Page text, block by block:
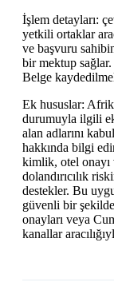
İşlem detayları:
yetkili ortaklar
ve başvuru
bir mektup
Belge
Ek hususlar:
durumuyla ilgili
alan adlarını
hakkında bilgi
kimlik, otel onayı
dolandırıcılık
destekler. Bu
güvenli bir
onayları veya
kanallar